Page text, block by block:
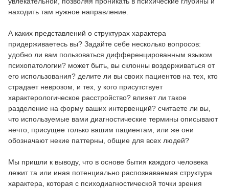
находить там нужное направление.
А каких представлений о структурах характера
придерживаетесь вы? Задайте себе несколько вопросов:
удобно ли вам пользоваться дифференцированным языком
психопатологии? может быть, вы склонны воздерживаться от
его использования? делите ли вы своих пациентов на тех, кто
страдает неврозом, и тех, у кого присутствует
характерологическое расстройство? влияет ли такое
разделение на форму ваших интервенций? считаете ли вы,
что используемые вами диагностические термины описывают
нечто, присущее только вашим пациентам, или же они
обозначают некие паттерны, общие для всех людей?
Мы пришли к выводу, что в основе бытия каждого человека
лежит та или иная потенциально распознаваемая структура
характера, которая с психодиагностической точки зрения